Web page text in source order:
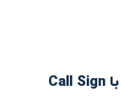
ابزارهای مرتبط هوش مصنوعی با Call Sign